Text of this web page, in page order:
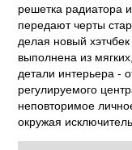
решетка радиатора
передают черты
делая новый
выполнена из
детали интерьера -
регулируемого
неповторимое
окружая